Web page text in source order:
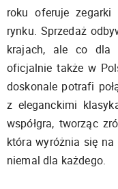
roku oferuje
rynku. Sprzedaż
krajach, ale co
oficjalnie także w
doskonale potrafi
z eleganckimi
współgra, tworząc
która wyróżnia się
niemal dla każdego.